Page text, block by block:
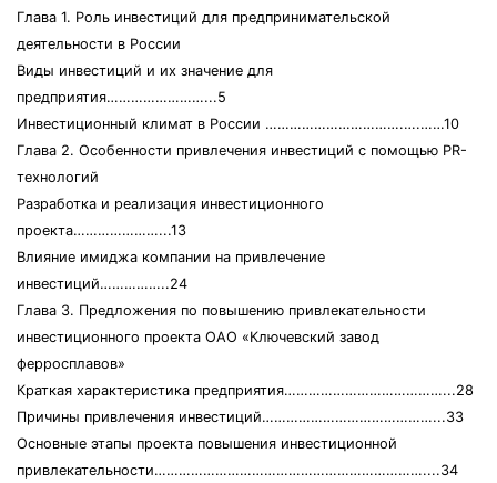
Глава 1. Роль инвестиций для предпринимательской
деятельности в России
Виды инвестиций и их значение для
предприятия……………………...5
Инвестиционный климат в России …………………………….….……10
Глава 2. Особенности привлечения инвестиций с помощью PR-
технологий
Разработка и реализация инвестиционного
проекта…………………...13
Влияние имиджа компании на привлечение
инвестиций……………..24
Глава 3. Предложения по повышению привлекательности
инвестиционного проекта ОАО «Ключевский завод
ферросплавов»
Краткая характеристика предприятия…………………………………...28
Причины привлечения инвестиций……………………………………...33
Основные этапы проекта повышения инвестиционной
привлекательности…………………………………………………………....34